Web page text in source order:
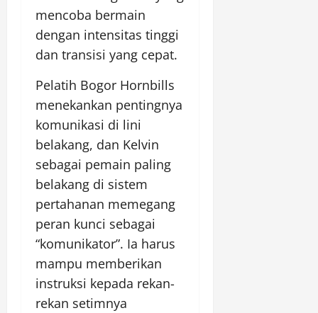
mencoba bermain
dengan intensitas tinggi
dan transisi yang cepat.
Pelatih Bogor Hornbills
menekankan pentingnya
komunikasi di lini
belakang, dan Kelvin
sebagai pemain paling
belakang di sistem
pertahanan memegang
peran kunci sebagai
“komunikator”. Ia harus
mampu memberikan
instruksi kepada rekan-
rekan setimnya